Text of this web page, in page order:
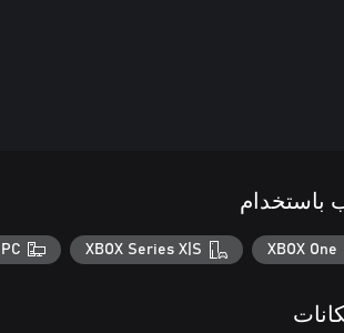
باستخدام
XBOX One
XBOX Series X|S
PC